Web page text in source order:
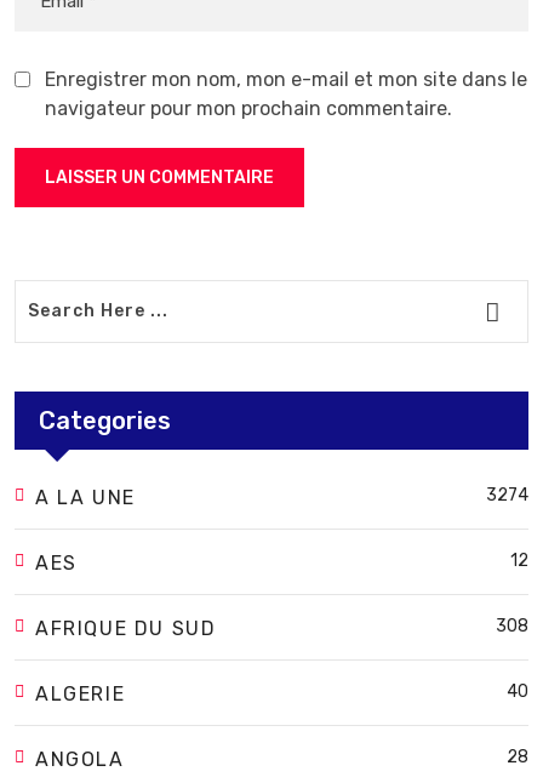
Enregistrer mon nom, mon e-mail et mon site dans le
navigateur pour mon prochain commentaire.
Categories
A LA UNE 3274
AES 12
AFRIQUE DU SUD 308
ALGERIE 40
ANGOLA 28